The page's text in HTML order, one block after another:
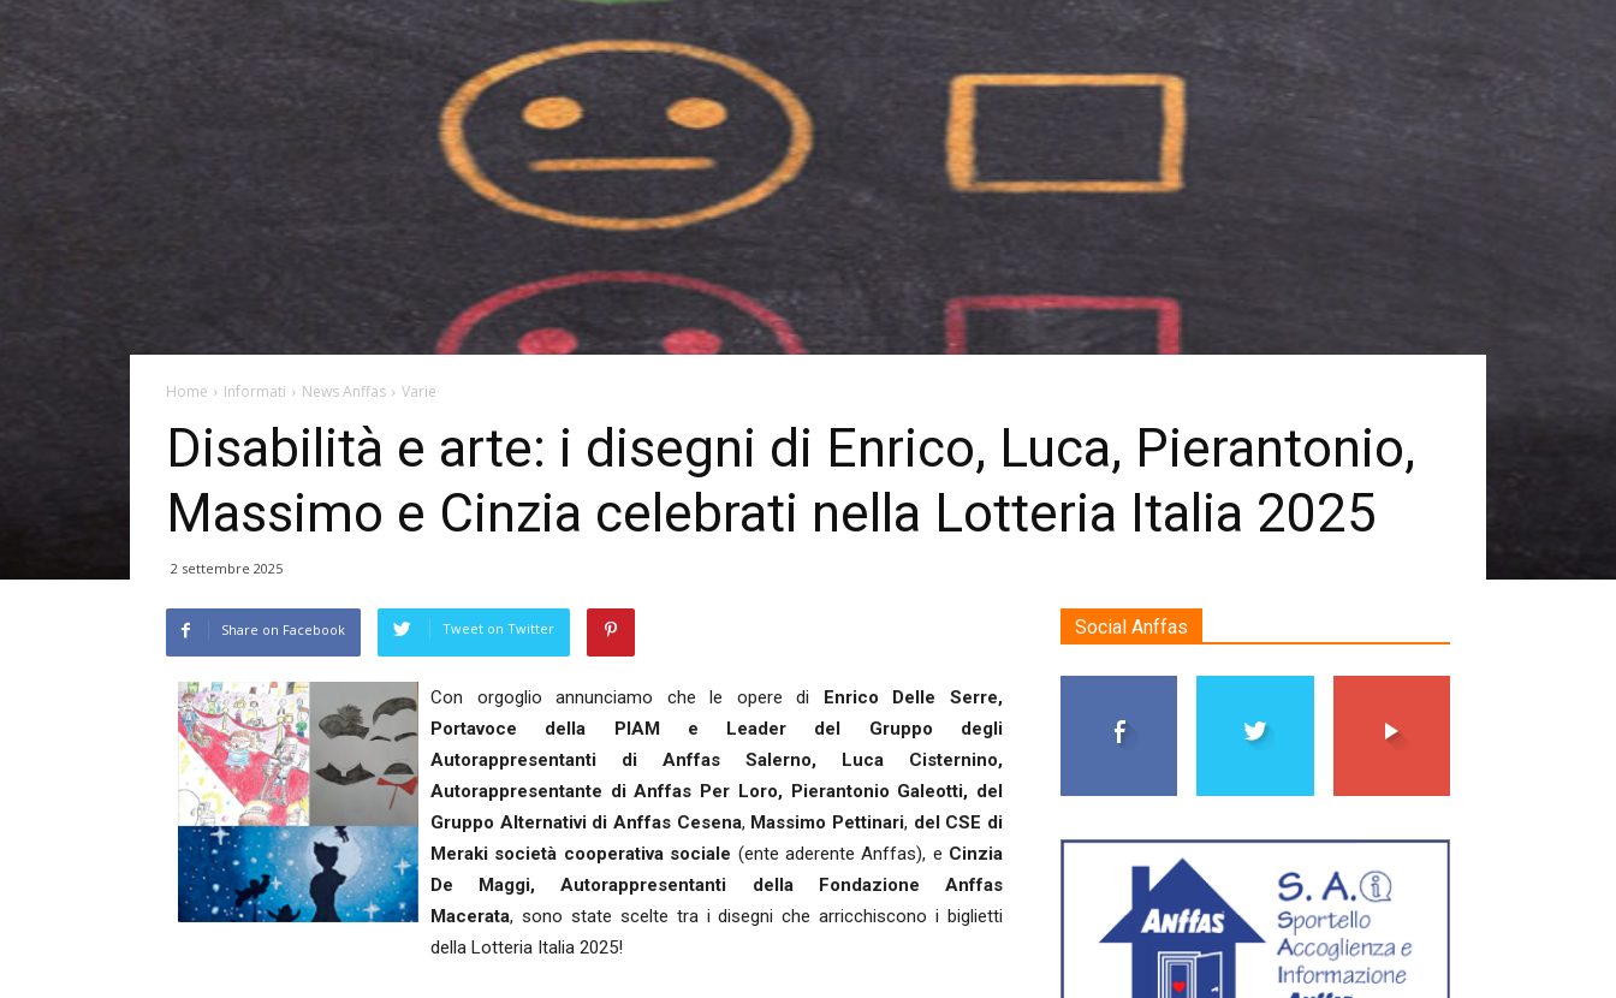
Home Informati News Anffas Varie
Disabilità e arte: i disegni di Enrico, Luca, Pierantonio,
Massimo e Cinzia celebrati nella Lotteria Italia 2025
2 settembre 2025
Share on Facebook Tweet on Twitter
Con orgoglio annunciamo che le opere di
Enrico Delle Serre,
Portavoce della PIAM e Leader del Gruppo degli
Autorappresentanti di Anffas Salerno, Luca Cisternino,
Autorappresentante di Anffas Per Loro, Pierantonio Galeotti, del
Gruppo Alternativi di Anffas Cesena, Massimo Pettinari, del CSE di
Meraki società cooperativa sociale (ente aderente Anffas), e Cinzia
De Maggi, Autorappresentanti della Fondazione Anffas
Macerata, sono state scelte tra i disegni che arricchiscono i biglietti
della Lotteria Italia 2025!
Social Anffas